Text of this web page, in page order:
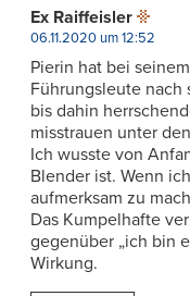
Ex Raiffeisler
06.11.2020 um 12:52
Pierin hat bei
Führungsleute nach
bis dahin
misstrauen unter
Ich wusste von
Blender ist. Wenn
aufmerksam zu
Das Kumpelhafte
gegenüber „ich bin
Wirkung.